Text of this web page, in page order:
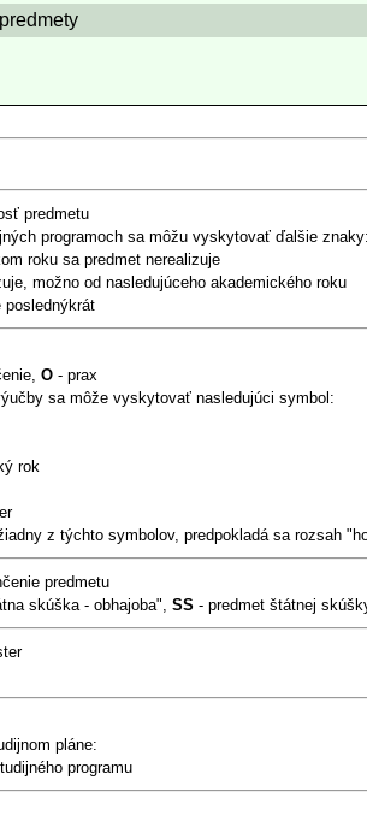
predmetu
programoch sa môžu vyskytovať ďalšie
roku sa predmet nerealizuje
možno od nasledujúceho akademického roku
poslednýkrát
O - prax
sa môže vyskytovať nasledujúci symbol:
rok
z týchto symbolov, predpokladá sa rozsah
predmetu
skúška - obhajoba", SS - predmet štátnej
pláne:
programu